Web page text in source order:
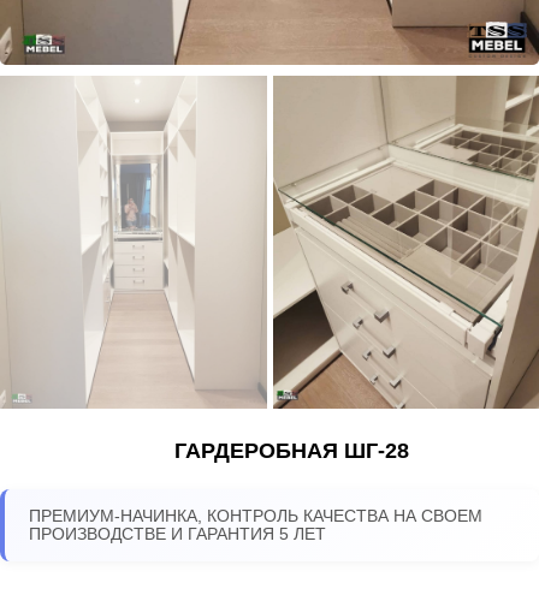
ГАРДЕРОБНАЯ ШГ-28
ПРЕМИУМ-НАЧИНКА, КОНТРОЛЬ КАЧЕСТВА НА СВОЕМ
ПРОИЗВОДСТВЕ И ГАРАНТИЯ 5 ЛЕТ